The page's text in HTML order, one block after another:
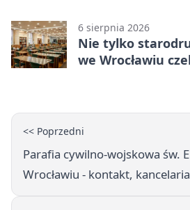
6 sierpnia 2026
Nie tylko
we Wrocławiu
<< Poprzedni
Parafia cywilno-wojskowa św.
Wrocławiu - kontakt,